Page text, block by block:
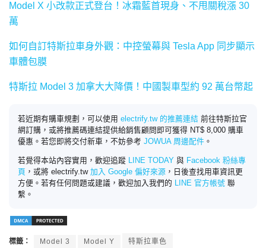
Model X 小改款正式登台！冰霜藍首現身、不甩關稅漲 30
萬
如何自訂特斯拉車身外觀：中控螢幕與 Tesla App 同步顯示
車體包膜
特斯拉 Model 3 加拿大大降價！中國製車型約 92 萬台幣起
若近期有購車規劃，可以使用 electrify.tw 的推薦連結 前往特斯拉官
網訂購，或將推薦碼連結提供給銷售顧問即可獲得 NT$ 8,000 購車
優惠。若您即將交付新車，不妨參考 JOWUA 周邊配件 。
若覺得本站內容實用，歡迎追蹤 LINE TODAY 與 Facebook 粉絲專
頁 ，或將 electrify.tw 加入 Google 偏好來源 ，日後查找用車資訊更
方便。若有任何問題或建議，歡迎加入我們的 LINE 官方帳號 聯
繫。
標籤： Model 3 Model Y 特斯拉車色